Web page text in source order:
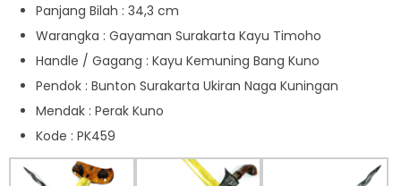
Panjang Bilah : 34,3 cm
Warangka : Gayaman Surakarta Kayu Timoho
Handle / Gagang : Kayu Kemuning Bang Kuno
Pendok : Bunton Surakarta Ukiran Naga Kuningan
Mendak : Perak Kuno
Kode : PK459